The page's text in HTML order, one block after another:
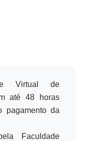
Virtual de
até 48 horas
pagamento da
Faculdade